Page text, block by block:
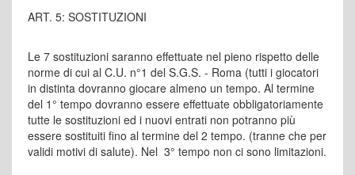
ART. 5: SOSTITUZIONI
Le 7 sostituzioni saranno effettuate nel pieno rispetto delle
norme di cui al C.U. n°1 del S.G.S. - Roma (tutti i giocatori
in distinta dovranno giocare almeno un tempo. Al termine
del 1° tempo dovranno essere effettuate obbligatoriamente
tutte le sostituzioni ed i nuovi entrati non potranno più
essere sostituiti fino al termine del 2 tempo. (tranne che per
validi motivi di salute). Nel 3° tempo non ci sono limitazioni.